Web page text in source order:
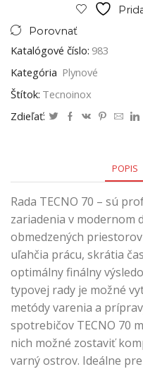
Porovnať
Katalógové číslo: 983
Kategória Plynové
Štítok: Tecnoinox
Zdieľať:
POPIS
Rada TECNO 70 – sú
zariadenia v modernom
obmedzených
uľahčia prácu, skrátia
optimálny finálny
typovej rady je možné
metódy varenia a
spotrebičov TECNO 70
nich možné zostaviť
varný ostrov. Ideálne